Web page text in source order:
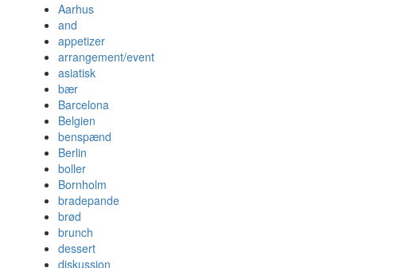
Aarhus
and
appetizer
arrangement/event
asiatisk
bær
Barcelona
Belgien
benspænd
Berlin
boller
Bornholm
bradepande
brød
brunch
dessert
diskussion